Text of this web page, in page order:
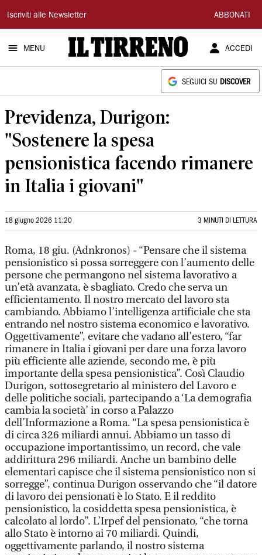
Il
Tirreno
Iscriviti alle Newsletter ABBONATI
MENU ACCEDI
SEGUICI SU DISCOVER
Previdenza, Durigon:
"Sostenere la spesa
pensionistica facendo rimanere
in Italia i giovani"
18 giugno 2026 11:20 3 MINUTI DI LETTURA
Roma, 18 giu. (Adnkronos) - “Pensare che il sistema
pensionistico si possa sorreggere con l’aumento delle
persone che permangono nel sistema lavorativo a
un’età avanzata, è sbagliato. Credo che serva un
efficientamento. Il nostro mercato del lavoro sta
cambiando. Abbiamo l’intelligenza artificiale che sta
entrando nel nostro sistema economico e lavorativo.
Oggettivamente”, evitare che vadano all’estero, “far
rimanere in Italia i giovani per dare una forza lavoro
più efficiente alle aziende, secondo me, è più
importante della spesa pensionistica”. Così Claudio
Durigon, sottosegretario al ministero del Lavoro e
delle politiche sociali, partecipando a ‘La demografia
cambia la società’ in corso a Palazzo
dell’Informazione a Roma. “La spesa pensionistica è
di circa 326 miliardi annui. Abbiamo un tasso di
occupazione importantissimo, un record, che vale
addirittura 296 miliardi. Anche un bambino delle
elementari capisce che il sistema pensionistico non si
sorregge”, continua Durigon osservando che “il datore
di lavoro dei pensionati è lo Stato. E il reddito
pensionistico, la cosiddetta spesa pensionistica, è
calcolato al lordo”. L’Irpef del pensionato, “che torna
allo Stato è intorno ai 70 miliardi. Quindi,
oggettivamente parlando, il nostro sistema